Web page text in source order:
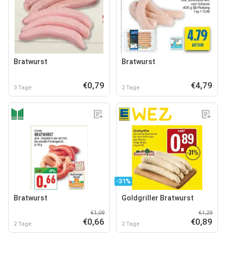
Bratwurst
3 Tage €0,79
Bratwurst
2 Tage €4,79
Bratwurst
2 Tage
€1,09
€0,66
-31%
Goldgriller Bratwurst
2 Tage
€1,29
€0,89